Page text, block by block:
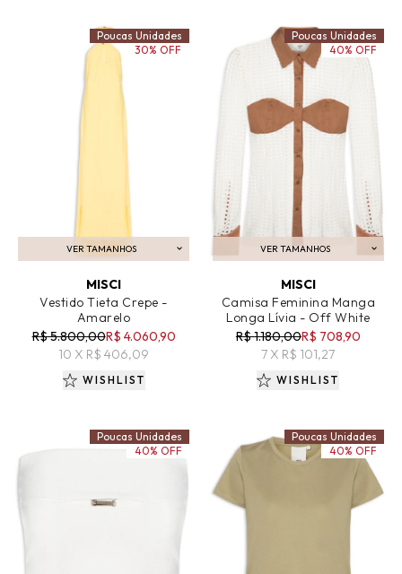
VER TAMANHOS
ADICIONAR AO CARRINHO
MISCI
Vestido Tieta Crepe -
Amarelo
R$ 5.800,00R$ 4.060,90
10 X R$ 406,09
Poucas Unidades
30% OFF
WISHLIST
VER TAMANHOS
ADICIONAR AO CARRINHO
MISCI
Camisa Feminina Manga
Longa Lívia - Off White
R$ 1.180,00R$ 708,90
7 X R$ 101,27
Poucas Unidades
40% OFF
WISHLIST
Poucas Unidades
40% OFF
Poucas Unidades
40% OFF